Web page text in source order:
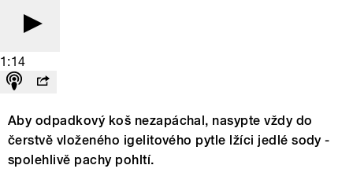
1:14
Aby odpadkový koš nezapáchal, nasypte vždy do
čerstvě vloženého igelitového pytle lžíci jedlé sody -
spolehlivě pachy pohltí.